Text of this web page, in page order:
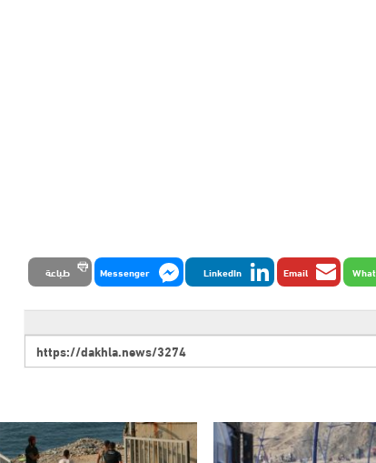
Email
LinkedIn
Messenger طباعة